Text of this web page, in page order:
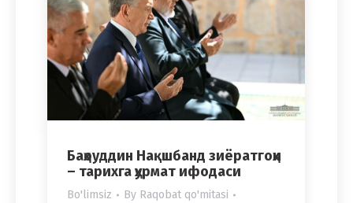
Баҳоуддин Нақшбанд зиёратгоҳи
– тарихга ҳурмат ифодаси
Bo'limsiz By Raqobat qo'mitasi